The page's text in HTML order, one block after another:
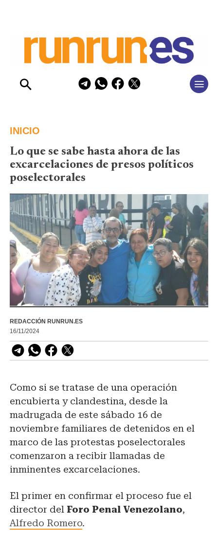
INICIO
Lo que se sabe hasta ahora de las
excarcelaciones de presos políticos
poselectorales
REDACCIÓN RUNRUN.ES
16/11/2024
Como si se tratase de una operación
encubierta y clandestina, desde la
madrugada de este sábado 16 de
noviembre familiares de detenidos en el
marco de las protestas poselectorales
comenzaron a recibir llamadas de
inminentes excarcelaciones.
El primer en confirmar el proceso fue el
director del Foro Penal Venezolano,
Alfredo Romero.